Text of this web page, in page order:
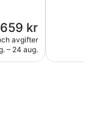
Priset
är
659 kr
659 kr
avgifter
– 24 aug.